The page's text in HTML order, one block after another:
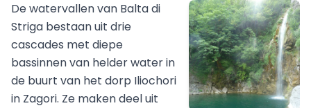
De watervallen van Balta di
Striga bestaan uit drie
cascades met diepe
bassinnen van helder water in
de buurt van het dorp Iliochori
in Zagori. Ze maken deel uit